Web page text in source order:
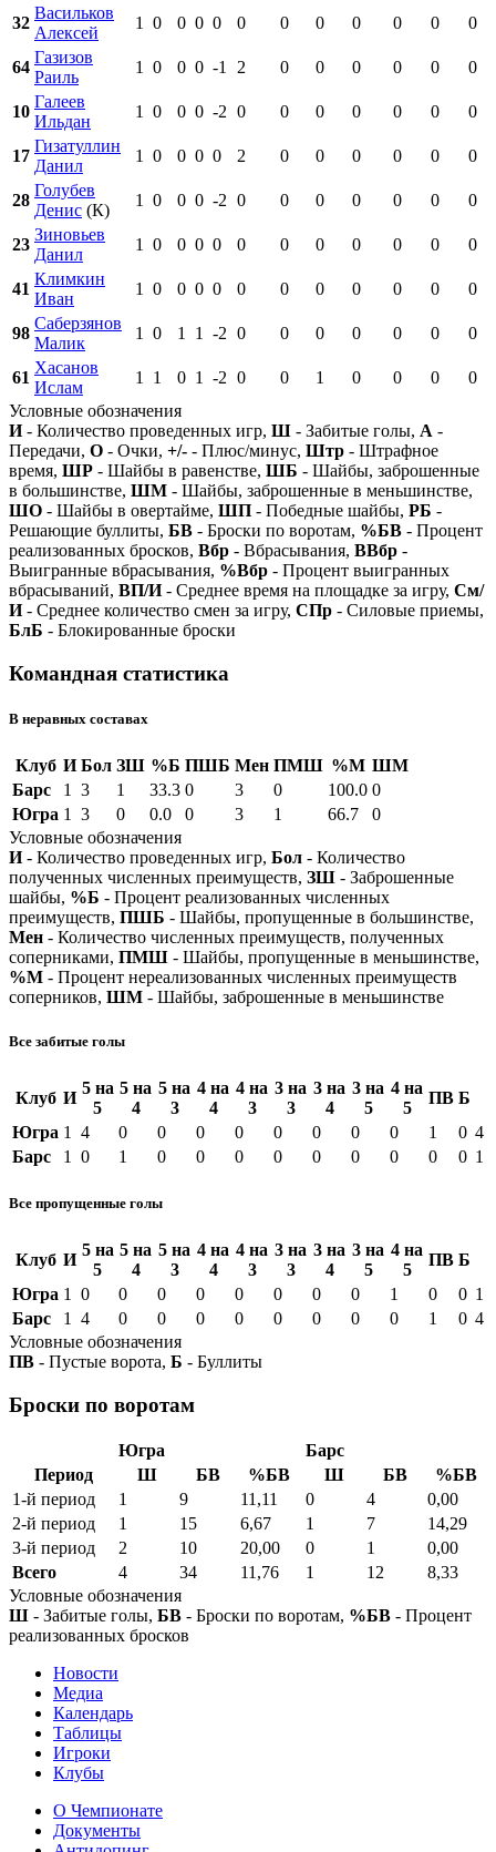
32
Васильков
Алексей
1 0 0 0 0 0 0 0 0 0 0 0
64
Газизов
Раиль
1 0 0 0 -1 2 0 0 0 0 0 0
10
Галеев
Ильдан
1 0 0 0 -2 0 0 0 0 0 0 0
17
Гизатуллин
Данил
1 0 0 0 0 2 0 0 0 0 0 0
28
Голубев
Денис (К)
1 0 0 0 -2 0 0 0 0 0 0 0
23
Зиновьев
Данил
1 0 0 0 0 0 0 0 0 0 0 0
41
Климкин
Иван
1 0 0 0 0 0 0 0 0 0 0 0
98
Саберзянов
Малик
1 0 1 1 -2 0 0 0 0 0 0 0
61
Хасанов
Ислам
1 1 0 1 -2 0 0 1 0 0 0
0
Условные обозначения
И- Количество проведенных игр, Ш - Забитые голы, А -
Передачи, О - Очки, +/- - Плюс/минус, Штр - Штрафное
время, ШР - Шайбы в равенстве, ШБ - Шайбы, заброшенные
в большинстве, ШМ - Шайбы, заброшенные в меньшинстве,
ШО - Шайбы в овертайме, ШП - Победные шайбы, РБ -
Решающие буллиты, БВ - Броски по воротам, %БВ - Процент
реализованных бросков, Вбр - Вбрасывания, ВВбр -
Выигранные вбрасывания, %Вбр - Процент выигранных
вбрасываний, ВП/И- Среднее время на площадке за игру, См/
И- Среднее количество смен за игру, СПр - Силовые приемы,
БлБ - Блокированные броски
Командная статистика
В неравных составах
Клуб И Бол ЗШ %Б ПШБ Мен ПМШ %М ШМ
Барс
1 3 1 33.3 0 3 0 100.0 0
Югра 1 3 0 0.0 0 3 1 66.7
0
Условные обозначения
И- Количество проведенных игр, Бол - Количество
полученных численных преимуществ, ЗШ - Заброшенные
шайбы, %Б - Процент реализованных численных
преимуществ, ПШБ - Шайбы, пропущенные в большинстве,
Мен - Количество численных преимуществ, полученных
соперниками, ПМШ - Шайбы, пропущенные в меньшинстве,
%М - Процент нереализованных численных преимуществ
соперников, ШМ - Шайбы, заброшенные в меньшинстве
Все забитые голы
Клуб И
5 на
5
5 на
4
5 на
3
4 на
4
4 на
3
3 на
3
3 на
4
3 на
5
4 на
5
ПВ Б
Югра 1 4 0 0 0 0 0 0 0 0 1 0 4
Барс
1 0 1 0 0 0 0 0 0 0 0 0 1
Все пропущенные голы
Клуб И
5 на
5
5 на
4
5 на
3
4 на
4
4 на
3
3 на
3
3 на
4
3 на
5
4 на
5
ПВ Б
Югра 1 0 0 0 0 0 0 0 0 1 0 0 1
Барс
1 4 0 0 0 0 0 0 0 0 1 0 4
Условные обозначения
ПВ - Пустые ворота, Б - Буллиты
Броски по воротам
Югра
Барс
Период
Ш БВ %БВ Ш БВ
%БВ
1-й период
1 9 11,11 0 4
0,00
2-й период
1 15 6,67 1 7
14,29
3-й период
2 10 20,00 0 1
0,00
Всего
4 34 11,76 1 12
8,33
Условные обозначения
Ш - Забитые голы, БВ - Броски по воротам, %БВ - Процент
реализованных бросков
Новости
Медиа
Календарь
Таблицы
Игроки
Клубы
О Чемпионате
Документы